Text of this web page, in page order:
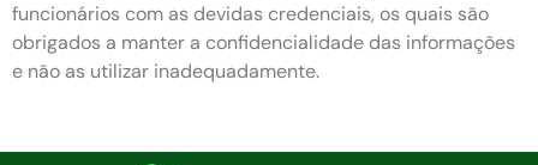
funcionários com as devidas credenciais, os quais são
obrigados a manter a confidencialidade das informações
e não as utilizar inadequadamente.